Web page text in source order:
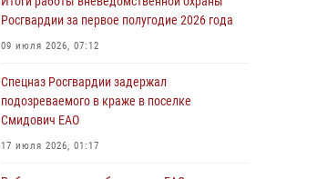
1914-1918 годов
01 августа 2026, 10:19
Внесены изменения в правила проведения
контрольного отстрела гражданского оружия
31 июля 2026, 01:48
Росгвардии за первое полугодие 2026 года
09 июля 2026, 07:12
Спецназ Росгвардии задержал
подозреваемого в краже в поселке
Смидович ЕАО
17 июля 2026, 01:17